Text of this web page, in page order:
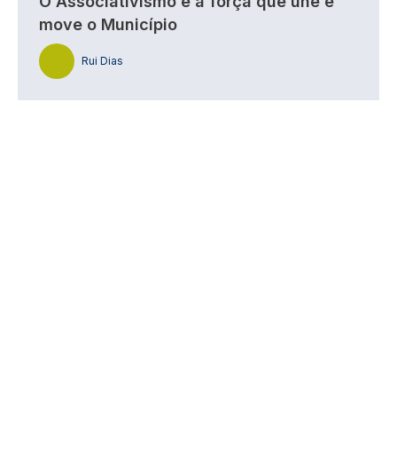
move o Município
Rui Dias